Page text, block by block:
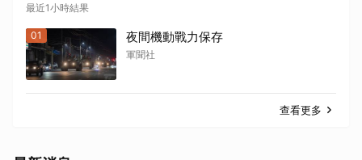
最近1小時結果
01 夜間機動戰力保存
軍聞社
查看更多